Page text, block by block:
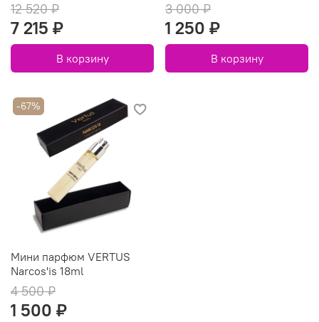
12 520 ₽
7 215 ₽
В корзину
3 000 ₽
1 250 ₽
В корзину
-67%
Мини парфюм VERTUS
Narcos'is 18ml
4 500 ₽
1 500 ₽